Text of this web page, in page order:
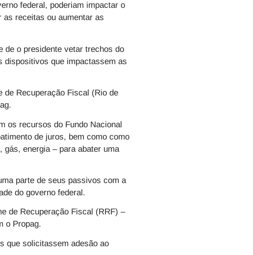
federal, poderiam impactar o
receitas ou aumentar as
de o presidente vetar trechos do
dispositivos que impactassem as
de Recuperação Fiscal (Rio de
os recursos do Fundo Nacional
de juros, bem como como
energia – para abater uma
parte de seus passivos com a
do governo federal.
de Recuperação Fiscal (RRF) –
o Propag.
que solicitassem adesão ao